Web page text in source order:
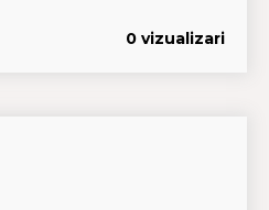
0 vizualizari